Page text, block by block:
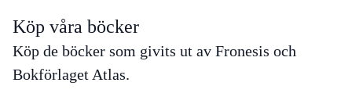
Köp våra böcker
Köp de böcker som givits ut av Fronesis och
Bokförlaget Atlas.